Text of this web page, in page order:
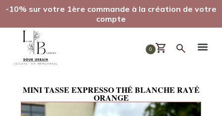
-10% sur votre 1ère commande à la création de votre
compte
0
MINI TASSE EXPRESSO THÉ BLANCHE RAYÉ
ORANGE